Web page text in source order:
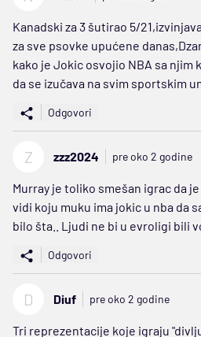
Kanadski za 3 šutirao 5/
za sve psovke upućene
kako je Jokic osvojio NBA sa njim
da se izučava na svim sportskim
Odgovori
Z zzz2024 pre oko 2 godine
Murray je toliko smešan igrac da
vidi koju muku ima jokic u nba da
bilo šta.. Ljudi ne bi u evroligi bili
Odgovori
D Diuf pre oko 2 godine
Tri reprezentacije koje igraju